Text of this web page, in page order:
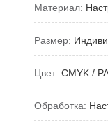
Материал:
Размер:
Цвет: CMYK /
Обработка: